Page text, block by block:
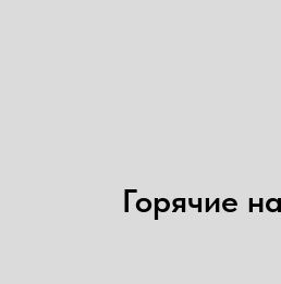
Горячие